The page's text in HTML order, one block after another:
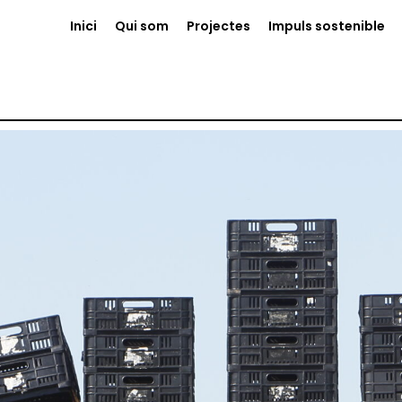
Inici Qui som Projectes Impuls sostenible